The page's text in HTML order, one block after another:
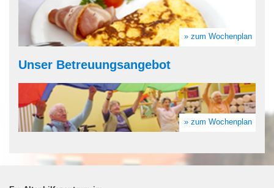
» zum Wochenplan
Unser Betreuungsangebot
» zum Wochenplan